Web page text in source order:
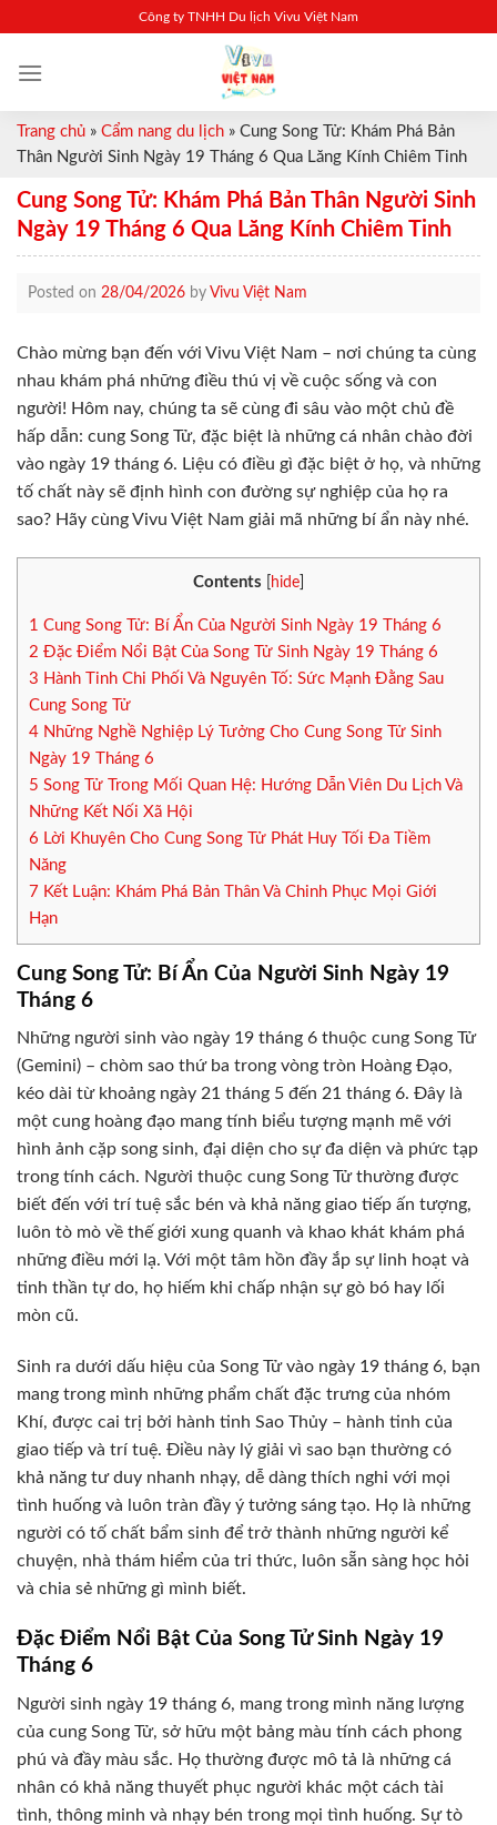
content
Công ty TNHH Du lịch Vivu Việt Nam
Trang chủ » Cẩm nang du lịch » Cung Song Tử: Khám Phá Bản
Thân Người Sinh Ngày 19 Tháng 6 Qua Lăng Kính Chiêm Tinh
Cung Song Tử: Khám Phá Bản Thân Người Sinh
Ngày 19 Tháng 6 Qua Lăng Kính Chiêm Tinh
Posted on 28/04/2026 by Vivu Việt Nam
Chào mừng bạn đến với Vivu Việt Nam – nơi chúng ta cùng
nhau khám phá những điều thú vị về cuộc sống và con
người! Hôm nay, chúng ta sẽ cùng đi sâu vào một chủ đề
hấp dẫn: cung Song Tử, đặc biệt là những cá nhân chào đời
vào ngày 19 tháng 6. Liệu có điều gì đặc biệt ở họ, và những
tố chất này sẽ định hình con đường sự nghiệp của họ ra
sao? Hãy cùng Vivu Việt Nam giải mã những bí ẩn này nhé.
Contents hide
1 Cung Song Tử: Bí Ẩn Của Người Sinh Ngày 19 Tháng 6
2 Đặc Điểm Nổi Bật Của Song Tử Sinh Ngày 19 Tháng 6
3 Hành Tinh Chi Phối Và Nguyên Tố: Sức Mạnh Đằng Sau
Cung Song Tử
4 Những Nghề Nghiệp Lý Tưởng Cho Cung Song Tử Sinh
Ngày 19 Tháng 6
5 Song Tử Trong Mối Quan Hệ: Hướng Dẫn Viên Du Lịch Và
Những Kết Nối Xã Hội
6 Lời Khuyên Cho Cung Song Tử Phát Huy Tối Đa Tiềm
Năng
7 Kết Luận: Khám Phá Bản Thân Và Chinh Phục Mọi Giới
Hạn
Cung Song Tử: Bí Ẩn Của Người Sinh Ngày 19
Tháng 6
Những người sinh vào ngày 19 tháng 6 thuộc cung Song Tử
(Gemini) – chòm sao thứ ba trong vòng tròn Hoàng Đạo,
kéo dài từ khoảng ngày 21 tháng 5 đến 21 tháng 6. Đây là
một cung hoàng đạo mang tính biểu tượng mạnh mẽ với
hình ảnh cặp song sinh, đại diện cho sự đa diện và phức tạp
trong tính cách. Người thuộc cung Song Tử thường được
biết đến với trí tuệ sắc bén và khả năng giao tiếp ấn tượng,
luôn tò mò về thế giới xung quanh và khao khát khám phá
những điều mới lạ. Với một tâm hồn đầy ắp sự linh hoạt và
tinh thần tự do, họ hiếm khi chấp nhận sự gò bó hay lối
mòn cũ.
Sinh ra dưới dấu hiệu của Song Tử vào ngày 19 tháng 6, bạn
mang trong mình những phẩm chất đặc trưng của nhóm
Khí, được cai trị bởi hành tinh Sao Thủy – hành tinh của
giao tiếp và trí tuệ. Điều này lý giải vì sao bạn thường có
khả năng tư duy nhanh nhạy, dễ dàng thích nghi với mọi
tình huống và luôn tràn đầy ý tưởng sáng tạo. Họ là những
người có tố chất bẩm sinh để trở thành những người kể
chuyện, nhà thám hiểm của tri thức, luôn sẵn sàng học hỏi
và chia sẻ những gì mình biết.
Đặc Điểm Nổi Bật Của Song Tử Sinh Ngày 19
Tháng 6
Người sinh ngày 19 tháng 6, mang trong mình năng lượng
của cung Song Tử, sở hữu một bảng màu tính cách phong
phú và đầy màu sắc. Họ thường được mô tả là những cá
nhân có khả năng thuyết phục người khác một cách tài
tình, thông minh và nhạy bén trong mọi tình huống. Sự tò